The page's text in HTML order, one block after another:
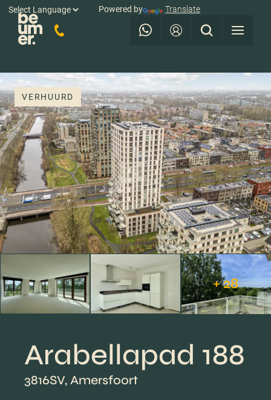
Powered by Translate
VERHUURD
+ 28
Arabellapad 188
3816SV, Amersfoort